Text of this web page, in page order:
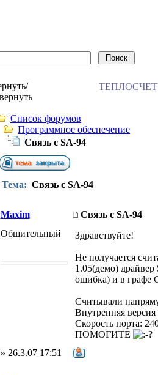
Список форумов
Программное обеспечение
Связь с SA-94
Тема: Связь с SA-94
Maxim
Связь с SA-94
Общительный
Здравствуйте!
Не получается
1.05(демо)
ошибка) и в графе
Считывали
Внутренняя
Скорость порта:
ПОМОГИТЕ
» 26.3.07 17:51